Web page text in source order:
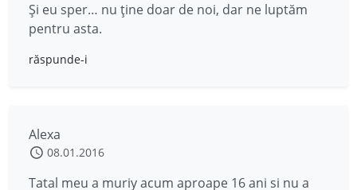
Și eu sper… nu ține doar de noi, dar ne luptăm
pentru asta.
răspunde-i
Alexa
08.01.2016
Tatal meu a muriy acum aproape 16 ani si nu a